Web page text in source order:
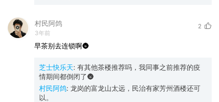
村民阿鸽
3年前
2
早茶别去连锁啊🌚
芝士快乐天: 有其他茶楼推荐吗，我同事之前推荐的疫
情期间都倒闭了🌚
村民阿鸽: 龙岗的富龙山太远，民治有家芳州酒楼还可
以。